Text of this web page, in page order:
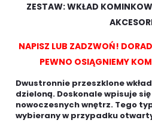
ZESTAW: WKŁAD
NAPISZ LUB ZADZWOŃ!
PEWNO OSIĄGNIEMY
Dwustronnie przeszklone
dzieloną. Doskonale wpisuje
nowoczesnych wnętrz. Tego
wybierany w przypadku